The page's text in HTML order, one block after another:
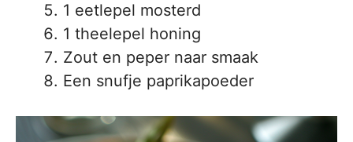
1 eetlepel mosterd
1 theelepel honing
Zout en peper naar smaak
Een snufje paprikapoeder